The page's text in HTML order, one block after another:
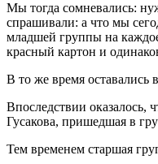
Мы тогда сомневались:
спрашивали: а что мы
младшей группы на
красный картон и
В то же время оставались
Впоследствии
Гусакова, пришедшая в
Тем временем старшая